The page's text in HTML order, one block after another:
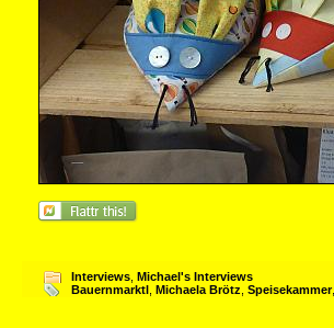
Interviews Michael's Interviews
Bauernmarktl Michaela Brötz Speisekammer,